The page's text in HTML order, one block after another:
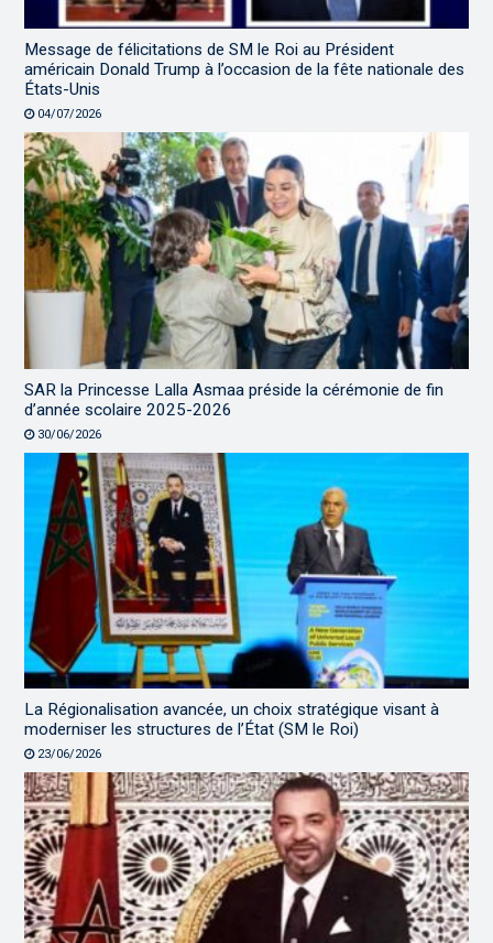
Message de félicitations de SM le Roi au Président
américain Donald Trump à l’occasion de la fête nationale des
États-Unis
04/07/2026
SAR la Princesse Lalla Asmaa préside la cérémonie de fin
d’année scolaire 2025-2026
30/06/2026
La Régionalisation avancée, un choix stratégique visant à
moderniser les structures de l’État (SM le Roi)
23/06/2026